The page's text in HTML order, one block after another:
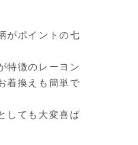
がポイントの七
特徴のレーヨン
着換えも簡単で
しても大変喜ば